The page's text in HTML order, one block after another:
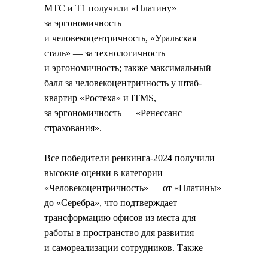
МТС и Т1 получили «Платину»
за эргономичность
и человекоцентричность, «Уральская
сталь» — за технологичность
и эргономичность; также максимальный
балл за человекоцентричность у штаб-
квартир «Ростеха» и ITMS,
за эргономичность — «Ренессанс
страхования».
Все победители ренкинга-2024 получили
высокие оценки в категории
«Человекоцентричность» — от «Платины»
до «Серебра», что подтверждает
трансформацию офисов из места для
работы в пространство для развития
и самореализации сотрудников. Также